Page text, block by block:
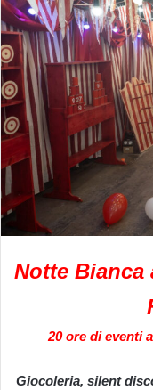
Notte
20 ore di eventi
Giocoleria, silent